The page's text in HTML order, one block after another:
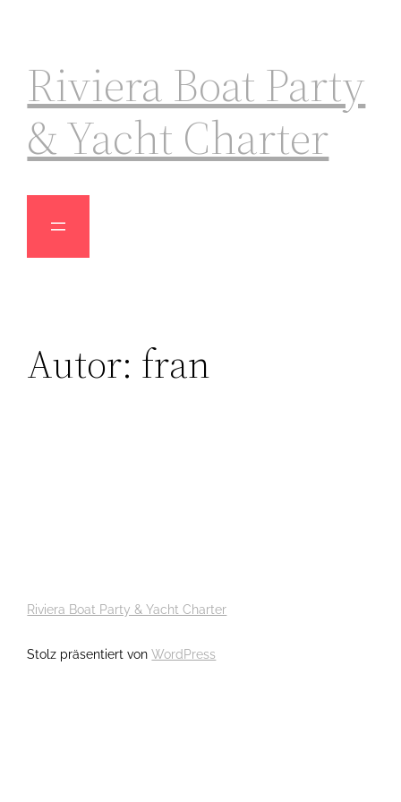
Riviera Boat Party
& Yacht Charter
Autor: fran
Riviera Boat Party & Yacht Charter
Stolz präsentiert vonWordPress